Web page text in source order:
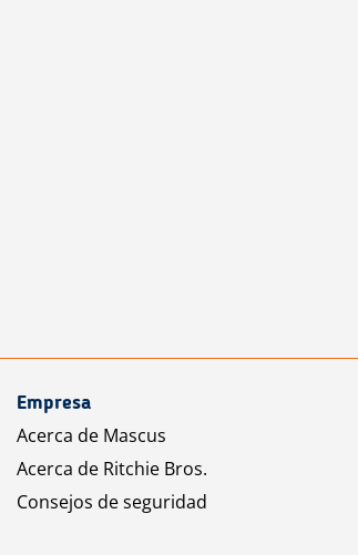
Empresa
Acerca de Mascus
Acerca de Ritchie Bros.
Consejos de seguridad